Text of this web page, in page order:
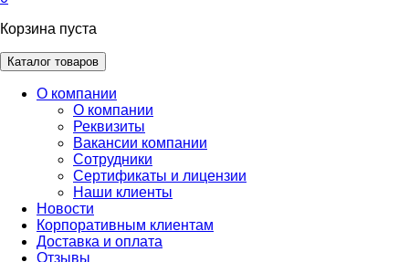
Корзина пуста
Каталог товаров
О компании
О компании
Реквизиты
Вакансии компании
Сотрудники
Сертификаты и лицензии
Наши клиенты
Новости
Корпоративным клиентам
Доставка и оплата
Отзывы